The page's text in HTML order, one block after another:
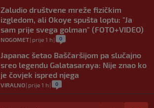
Zaludio društvene mreže fizičkim
izgledom, ali Okoye spušta loptu: "Ja
sam prije svega golman" (FOTO+VIDEO)
NOGOMET| prije 1 h | 0
Japanac šetao Baščaršijom pa slučajno
sreo legendu Galatasaraya: Nije znao ko
je čovjek ispred njega
VIRALNO| prije 1 h | 0
Modrić bi mogao dobiti neočekivanu